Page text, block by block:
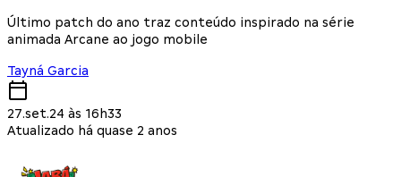
Último patch do ano traz conteúdo inspirado na série
animada Arcane ao jogo mobile
Tayná Garcia
27.set.24 às 16h33
Atualizado há quase 2 anos